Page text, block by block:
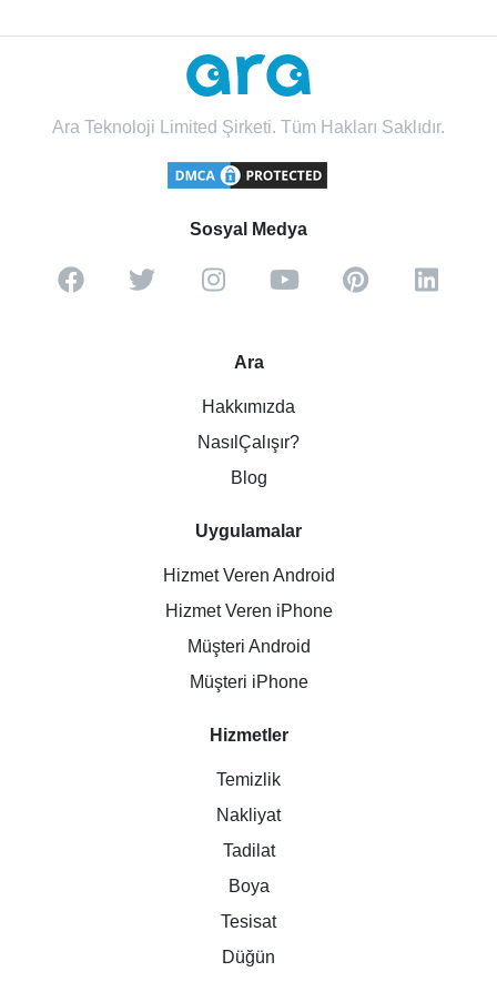
Ara Teknoloji Limited Şirketi. Tüm Hakları Saklıdır.
Sosyal Medya
Ara
Hakkımızda
NasılÇalışır?
Blog
Uygulamalar
Hizmet Veren Android
Hizmet Veren iPhone
Müşteri Android
Müşteri iPhone
Hizmetler
Temizlik
Nakliyat
Tadilat
Boya
Tesisat
Düğün